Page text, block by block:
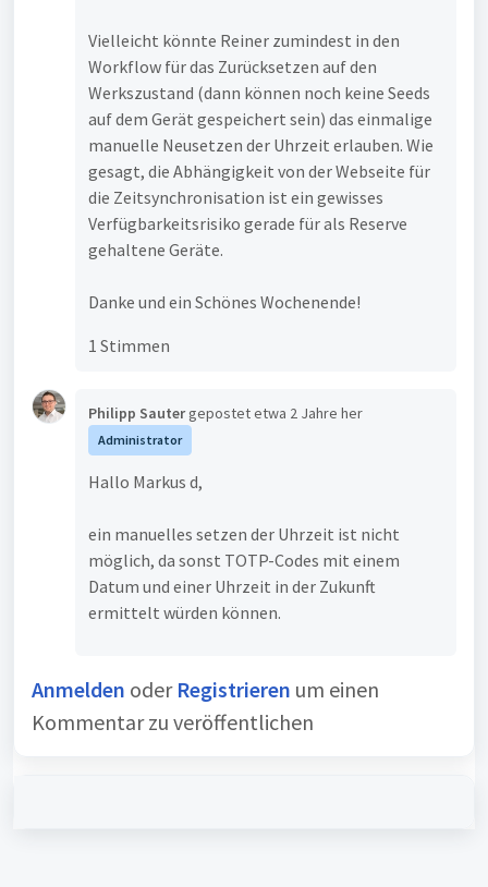
Vielleicht könnte Reiner zumindest in den
Workflow für das Zurücksetzen auf den
Werkszustand (dann können noch keine Seeds
auf dem Gerät gespeichert sein) das einmalige
manuelle Neusetzen der Uhrzeit erlauben. Wie
gesagt, die Abhängigkeit von der Webseite für
die Zeitsynchronisation ist ein gewisses
Verfügbarkeitsrisiko gerade für als Reserve
gehaltene Geräte.
Danke und ein Schönes Wochenende!
1 Stimmen
Philipp Sauter gepostetetwa 2 Jahre her
Administrator
Hallo Markus d,
ein manuelles setzen der Uhrzeit ist nicht
möglich, da sonst TOTP-Codes mit einem
Datum und einer Uhrzeit in der Zukunft
ermittelt würden können.
Anmelden oder Registrieren um einen
Kommentar zu veröffentlichen